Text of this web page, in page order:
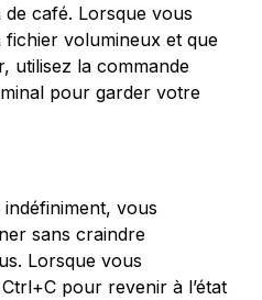
de café. Lorsque vous
volumineux et que
utilisez la commande
pour garder votre
vous
sans craindre
Lorsque vous
pour revenir à l’état